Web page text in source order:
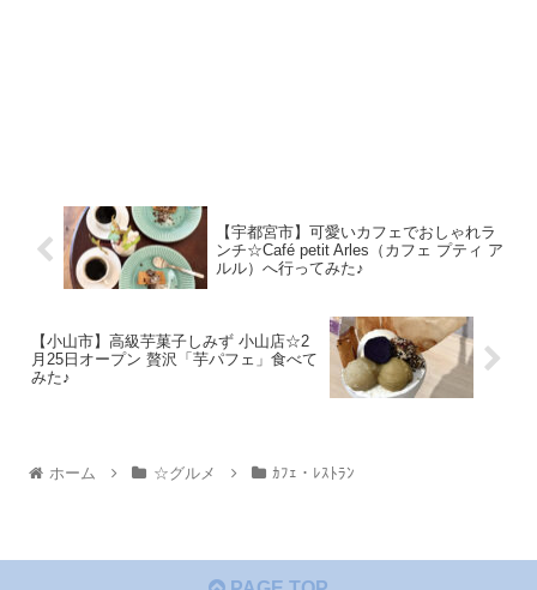
【宇都宮市】可愛いカフェでおしゃれラ
ンチ☆Café petit Arles（カフェ プティ ア
ルル）へ行ってみた♪
【小山市】高級芋菓子しみず 小山店☆2
月25日オープン 贅沢「芋パフェ」食べて
みた♪
ホーム ☆グルメ ｶﾌｪ・ﾚｽﾄﾗﾝ